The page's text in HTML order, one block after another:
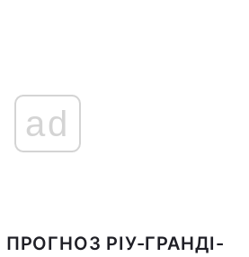
ad
РІУ-ГРАНДІ-